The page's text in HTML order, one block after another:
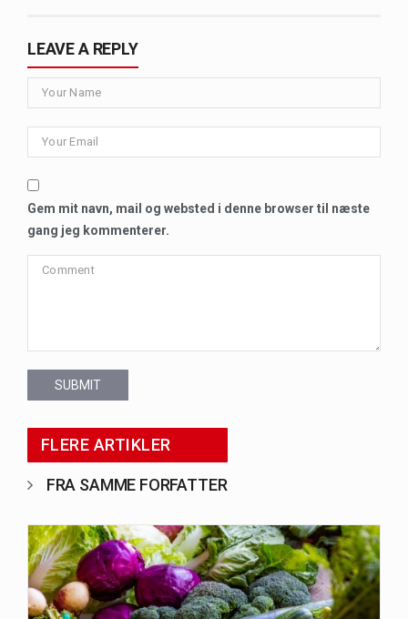
LEAVE A REPLY
Gem mit navn, mail og websted i denne browser til næste
gang jeg kommenterer.
SUBMIT
FLERE ARTIKLER
FRA SAMME FORFATTER